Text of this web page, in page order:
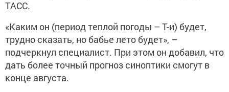
ТАСС.
«Каким он (период теплой погоды – Т-и) будет,
трудно сказать, но бабье лето будет», –
подчеркнул специалист. При этом он добавил, что
дать более точный прогноз синоптики смогут в
конце августа.